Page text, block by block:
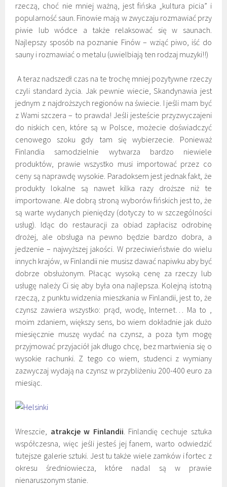
rzeczą, choć nie mniej ważną, jest fińska „kultura picia” i
popularność saun. Finowie mają w zwyczaju rozmawiać przy
piwie lub wódce a także relaksować się w saunach.
Najlepszy sposób na poznanie Finów – wziąć piwo, iść do
sauny i rozmawiać o metalu (uwielbiają ten rodzaj muzyki!!)
A teraz nadszedł czas na te trochę mniej pozytywne rzeczy
czyli standard życia. Jak pewnie wiecie, Skandynawia jest
jednym z najdroższych regionów na świecie. I jeśli mam być
z Wami szczera – to prawda! Jeśli jesteście przyzwyczajeni
do niskich cen, które są w Polsce, możecie doświadczyć
cenowego szoku gdy tam się wybierzecie. Ponieważ
Finlandia samodzielnie wytwarza bardzo niewiele
produktów, prawie wszystko musi importować przez co
ceny są naprawdę wysokie. Paradoksem jest jednak fakt, że
produkty lokalne są nawet kilka razy droższe niż te
importowane. Ale dobrą stroną wyborów fińskich jest to, że
są warte wydanych pieniędzy (dotyczy to w szczególności
usług). Idąc do restauracji za obiad zapłacisz odrobinę
drożej, ale obsługa na pewno będzie bardzo dobra, a
jedzenie – najwyższej jakości. W przeciwieństwie do wielu
innych krajów, w Finlandii nie musisz dawać napiwku aby być
dobrze obsłużonym. Płacąc wysoką cenę za rzeczy lub
usługę należy Ci się aby była ona najlepsza. Kolejną istotną
rzeczą, z punktu widzenia mieszkania w Finlandii, jest to, że
czynsz zawiera wszystko: prąd, wodę, Internet… Ma to ,
moim zdaniem, większy sens, bo wiem dokładnie jak dużo
miesięcznie muszę wydać na czynsz, a poza tym mogę
przyjmować przyjaciół jak długo chcę, bez martwienia się o
wysokie rachunki. Z tego co wiem, studenci z wymiany
zazwyczaj wydają na czynsz w przybliżeniu 200-400 euro za
miesiąc.
Wreszcie, atrakcje w Finlandii. Finlandię cechuje sztuka
współczesna, więc jeśli jesteś jej fanem, warto odwiedzić
tutejsze galerie sztuki. Jest tu także wiele zamków i fortec z
okresu średniowiecza, które nadal są w prawie
nienaruszonym stanie.